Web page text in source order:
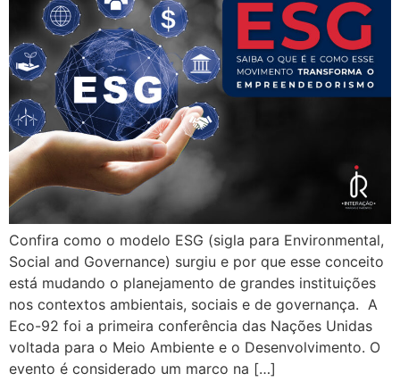
Confira como o modelo ESG (sigla para Environmental,
Social and Governance) surgiu e por que esse conceito
está mudando o planejamento de grandes instituições
nos contextos ambientais, sociais e de governança. A
Eco-92 foi a primeira conferência das Nações Unidas
voltada para o Meio Ambiente e o Desenvolvimento. O
evento é considerado um marco na […]